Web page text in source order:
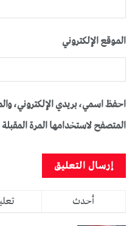
الموقع الإلكتروني
احفظ اسمي، بريدي الإلكتروني،
المتصفح لاستخدامها المرة
أحدث